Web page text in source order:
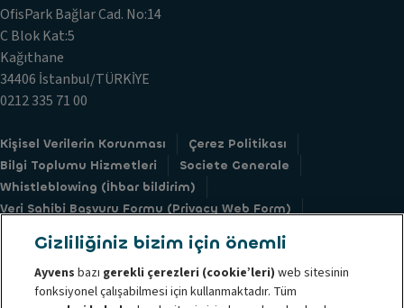
OfisPark Bağlar Cad. No:14
C Blok Kat:5
Kağıthane
34406 İstanbul/TÜRKİYE
0212 335 71 00
Kişisel Verilerin Korunması
Çerez Politikası
Bilgi Toplumu Hizmetleri
Societe Generale
Whistleblowing (İhbar bildirim)
Veri Sahibi Başvuru Formu (Privacy Web Form)
Kullanım Koşulları
Şikayet Yönetim Politikamız
Gizliliğiniz bizim için önemli
Ayvens bazı gerekli çerezleri (cookie’leri) web sitesinin
fonksiyonel çalışabilmesi için kullanmaktadır. Tüm